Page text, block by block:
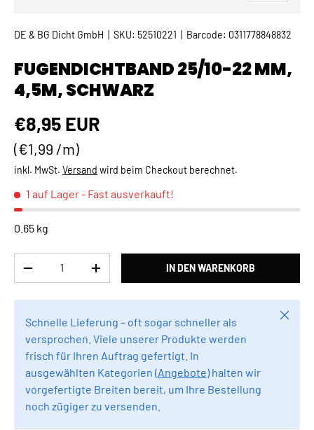
DE & BG Dicht GmbH SKU: 52510221 Barcode: 0311778848832
FUGENDICHTBAND 25/10-22 MM,
4,5M, SCHWARZ
Normaler Preis
€8,95 EUR
Grundpreis
€1,99 /m
inkl. MwSt. Versand wird beim Checkout berechnet.
1 auf Lager- Fast ausverkauft!
0.65 kg
MENGE VERRINGERNMENGE ERHÖHENIN DEN WARENKORB
Schnelle Lieferung – oft sogar schneller als
versprochen. Viele unserer Produkte werden
frisch für Ihren Auftrag gefertigt. In
ausgewählten Kategorien (Angebote) halten wir
vorgefertigte Breiten bereit, um Ihre Bestellung
noch zügiger zu versenden.